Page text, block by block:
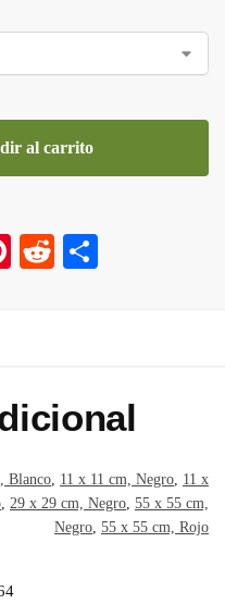
al carrito
Pi R
r
Blanco 11 x 11 cm, Negro 11 x
29 x 29 cm, Negro 55 x 55 cm,
Negro 55 x 55 cm, Rojo